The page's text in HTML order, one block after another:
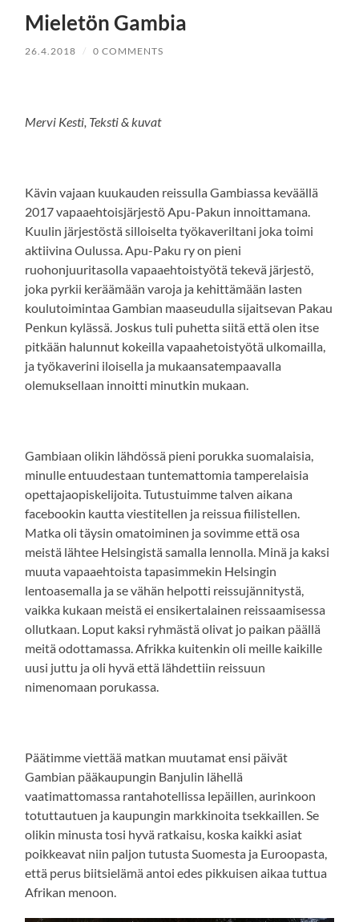
Mieletön Gambia
26.4.2018 / 0 COMMENTS
Mervi Kesti, Teksti & kuvat
Kävin vajaan kuukauden reissulla Gambiassa keväällä
2017 vapaaehtoisjärjestö Apu-Pakun innoittamana.
Kuulin järjestöstä silloiselta työkaveriltani joka toimi
aktiivina Oulussa. Apu-Paku ry on pieni
ruohonjuuritasolla vapaaehtoistyötä tekevä järjestö,
joka pyrkii keräämään varoja ja kehittämään lasten
koulutoimintaa Gambian maaseudulla sijaitsevan Pakau
Penkun kylässä. Joskus tuli puhetta siitä että olen itse
pitkään halunnut kokeilla vapaahetoistyötä ulkomailla,
ja työkaverini iloisella ja mukaansatempaavalla
olemuksellaan innoitti minutkin mukaan.
Gambiaan olikin lähdössä pieni porukka suomalaisia,
minulle entuudestaan tuntemattomia tamperelaisia
opettajaopiskelijoita. Tutustuimme talven aikana
facebookin kautta viestitellen ja reissua fiilistellen.
Matka oli täysin omatoiminen ja sovimme että osa
meistä lähtee Helsingistä samalla lennolla. Minä ja kaksi
muuta vapaaehtoista tapasimmekin Helsingin
lentoasemalla ja se vähän helpotti reissujännitystä,
vaikka kukaan meistä ei ensikertalainen reissaamisessa
ollutkaan. Loput kaksi ryhmästä olivat jo paikan päällä
meitä odottamassa. Afrikka kuitenkin oli meille kaikille
uusi juttu ja oli hyvä että lähdettiin reissuun
nimenomaan porukassa.
Päätimme viettää matkan muutamat ensi päivät
Gambian pääkaupungin Banjulin lähellä
vaatimattomassa rantahotellissa lepäillen, aurinkoon
totuttautuen ja kaupungin markkinoita tsekkaillen. Se
olikin minusta tosi hyvä ratkaisu, koska kaikki asiat
poikkeavat niin paljon tutusta Suomesta ja Euroopasta,
että perus biitsielämä antoi edes pikkuisen aikaa tuttua
Afrikan menoon.